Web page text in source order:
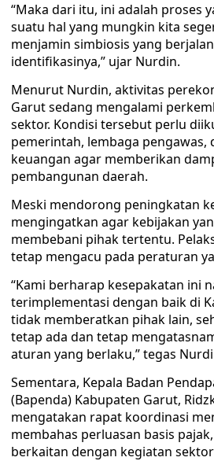
“Maka dari itu, ini adalah proses
suatu hal yang mungkin kita
menjamin simbiosis yang
identifikasinya,” ujar Nurdin.
Menurut Nurdin, aktivitas
Garut sedang mengalami
sektor. Kondisi tersebut perlu
pemerintah, lembaga pengawas,
keuangan agar memberikan
pembangunan daerah.
Meski mendorong peningkatan
mengingatkan agar kebijakan
membebani pihak tertentu.
tetap mengacu pada peraturan
“Kami berharap kesepakatan ini
terimplementasi dengan baik di
tidak memberatkan pihak lain,
tetap ada dan tetap
aturan yang berlaku,” tegas
Sementara, Kepala Badan
(Bapenda) Kabupaten Garut,
mengatakan rapat koordinasi
membahas perluasan basis
berkaitan dengan kegiatan